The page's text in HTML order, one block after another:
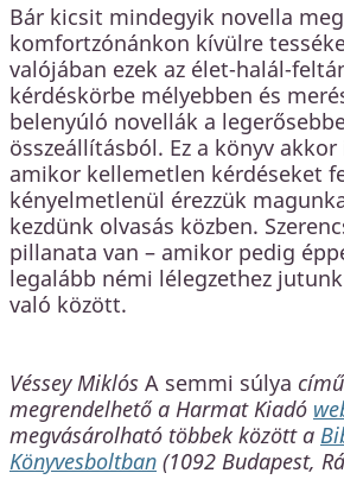
Bár kicsit mindegyik novella
komfortzónánkon kívülre
valójában ezek az élet-halál-
kérdéskörbe mélyebben és
belenyúló novellák a
összeállításból. Ez a könyv
amikor kellemetlen kérdéseket
kényelmetlenül érezzük
kezdünk olvasás közben.
pillanata van – amikor pedig
legalább némi lélegzethez
való között.
Véssey Miklós A semmi súlya
megrendelhető a Harmat Kiadó
megvásárolható többek között a
Könyvesboltban (1092 Budapest,